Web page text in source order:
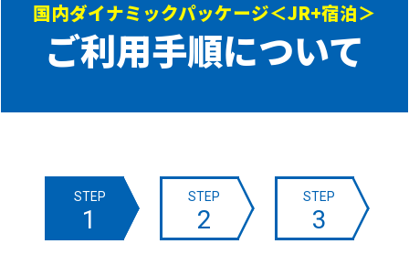
国内ダイナミックパッケージ＜JR+宿泊＞
ご利用手順について
STEP
1
STEP
2
STEP
3